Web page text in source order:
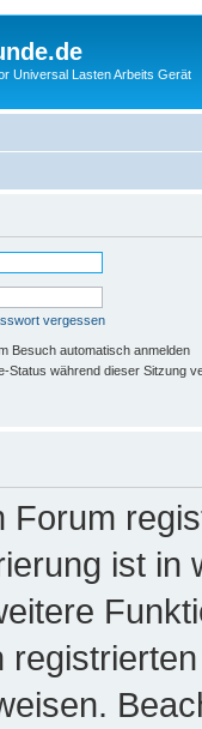
Universal Lasten Arbeits Gerät
vergessen
Besuch automatisch anmelden
Status während dieser Sitzung
Forum
ist in